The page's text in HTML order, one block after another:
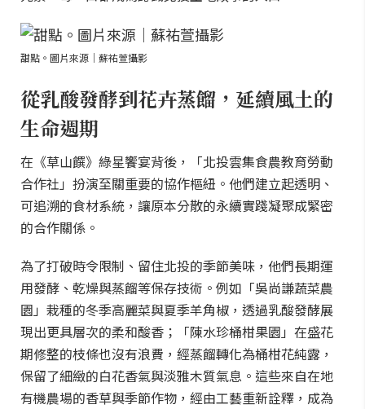
甜點。圖片來源｜蘇祐萱攝影
從乳酸發酵到花卉蒸餾，延續風土的
生命週期
在《草山饌》綠星饗宴背後，「北投雲集食農教育勞動
合作社」扮演至關重要的協作樞紐。他們建立起透明、
可追溯的食材系統，讓原本分散的永續實踐凝聚成緊密
的合作關係。
為了打破時令限制、留住北投的季節美味，他們長期運
用發酵、乾燥與蒸餾等保存技術。例如「吳尚謙蔬菜農
園」栽種的冬季高麗菜與夏季羊角椒，透過乳酸發酵展
現出更具層次的柔和酸香；「陳水珍桶柑果園」在盛花
期修整的枝條也沒有浪費，經蒸餾轉化為桶柑花純露，
保留了細緻的白花香氣與淡雅木質氣息。這些來自在地
有機農場的香草與季節作物，經由工藝重新詮釋，成為